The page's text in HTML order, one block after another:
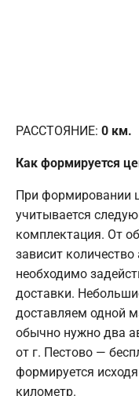
РАССТОЯНИЕ: 0 км.
Как формируется
При формировании
учитывается
комплектация. От
зависит
необходимо
доставки.
доставляем одной
обычно нужно два
от г. Пестово —
формируется
километр.